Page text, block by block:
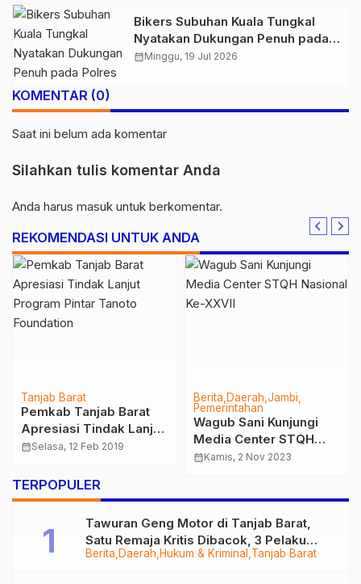
Bikers Subuhan Kuala Tungkal
Nyatakan Dukungan Penuh pada
Polres Tanjab Barat Berantas
calendar_monthMinggu, 19 Jul 2026
KOMENTAR (0)
Saat ini belum ada komentar
Silahkan tulis komentar Anda
Anda harus masuk untuk berkomentar.
REKOMENDASI UNTUK ANDA
Tanjab Barat
Pemkab Tanjab Barat
Apresiasi Tindak Lanjut
Program Pintar Tanoto
calendar_monthSelasa, 12 Feb 2019
Berita Daerah Jambi
Pemerintahan
Wagub Sani Kunjungi
Media Center STQH
Nasional Ke-XXVII
calendar_monthKamis, 2 Nov 2023
TERPOPULER
Berita Daerah Hukum & Kriminal Tanjab Barat
Tawuran Geng Motor di Tanjab Barat,
Satu Remaja Kritis Dibacok, 3 Pelaku
Ditangkap